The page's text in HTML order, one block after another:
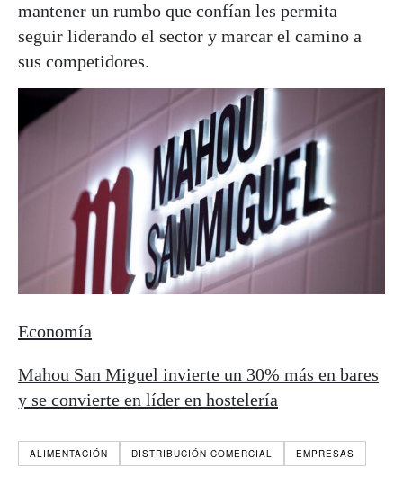
mantener un rumbo que confían les permita
seguir liderando el sector y marcar el camino a
sus competidores.
Economía
Mahou San Miguel invierte un 30% más en bares
y se convierte en líder en hostelería
ALIMENTACIÓN DISTRIBUCIÓN COMERCIAL EMPRESAS